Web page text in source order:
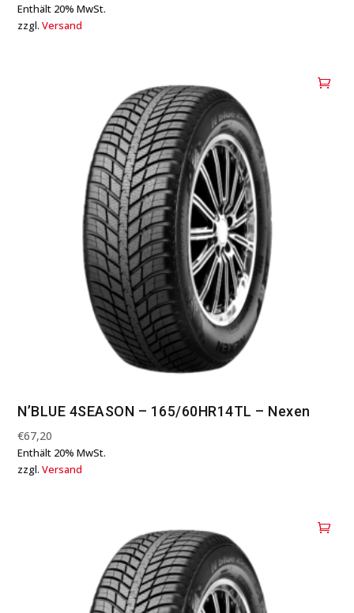
Enthält 20% MwSt.
zzgl.Versand
N’BLUE 4SEASON – 165/60HR14TL – Nexen
€67,20
Enthält 20% MwSt.
zzgl.Versand